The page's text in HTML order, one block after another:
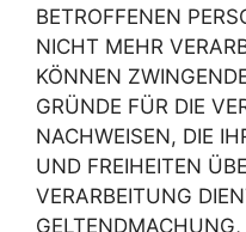
BETROFFENEN
NICHT MEHR
KÖNNEN
GRÜNDE FÜR DIE
NACHWEISEN, DIE
UND FREIHEITEN
VERARBEITUNG